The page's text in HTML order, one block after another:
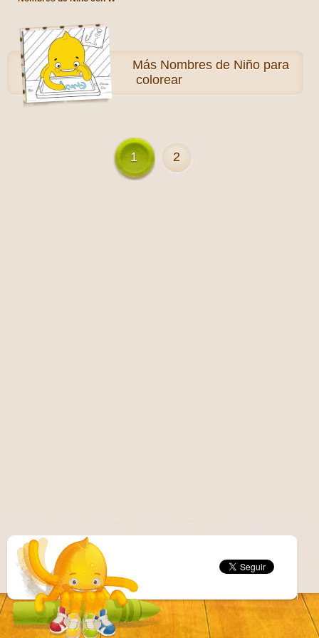
Más Nombres de Niño para
colorear
1 2